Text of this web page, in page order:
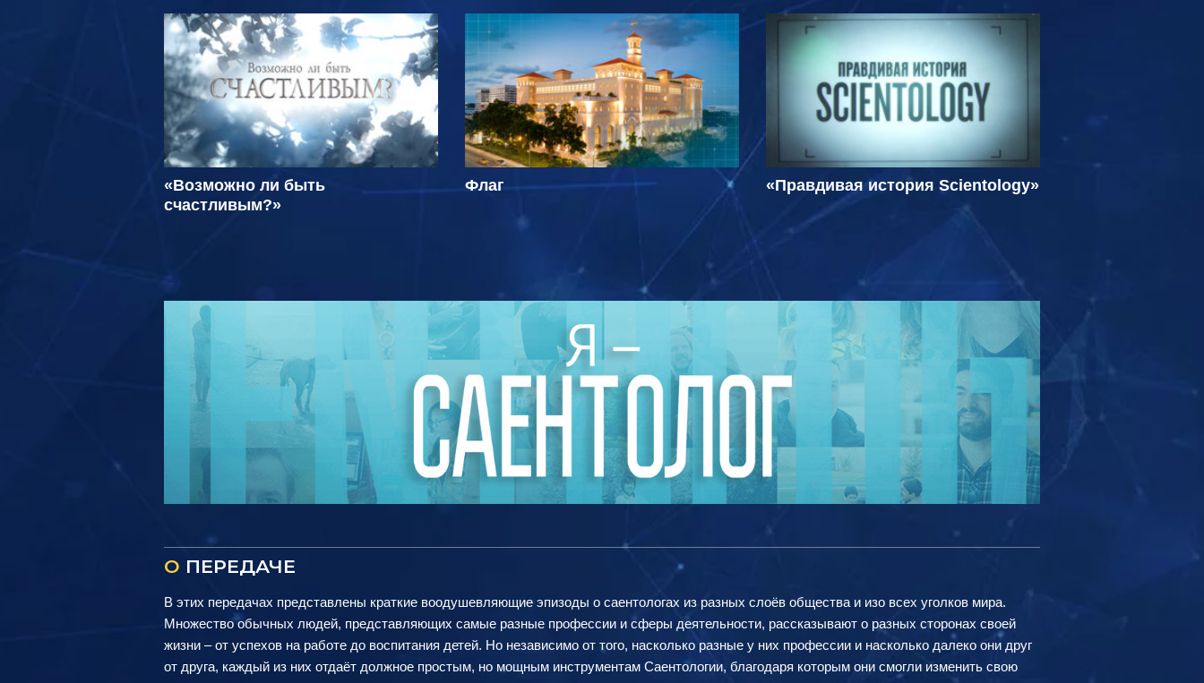
«Возможно ли быть
счастливым?»
Флаг «Правдивая история Scientology»
О ПЕРЕДАЧЕ
В этих передачах представлены краткие воодушевляющие эпизоды о саентологах из разных слоёв общества и изо всех уголков мира.
Множество обычных людей, представляющих самые разные профессии и сферы деятельности, рассказывают о разных сторонах своей
жизни – от успехов на работе до воспитания детей. Но независимо от того, насколько разные у них профессии и насколько далеко они друг
от друга, каждый из них отдаёт должное простым, но мощным инструментам Саентологии, благодаря которым они смогли изменить свою